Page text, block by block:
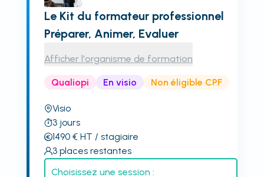
Le Kit du formateur professionnel
Préparer, Animer, Evaluer
Afficher l'organisme de formation
Qualiopi En visio Non éligible CPF
Visio
3 jours
1490€ HT / stagiaire
3 places restantes
Choisissez une session :